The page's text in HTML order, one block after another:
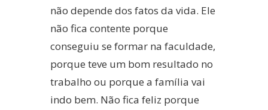
não depende dos fatos da vida. Ele
não fica contente porque
conseguiu se formar na faculdade,
porque teve um bom resultado no
trabalho ou porque a família vai
indo bem. Não fica feliz porque